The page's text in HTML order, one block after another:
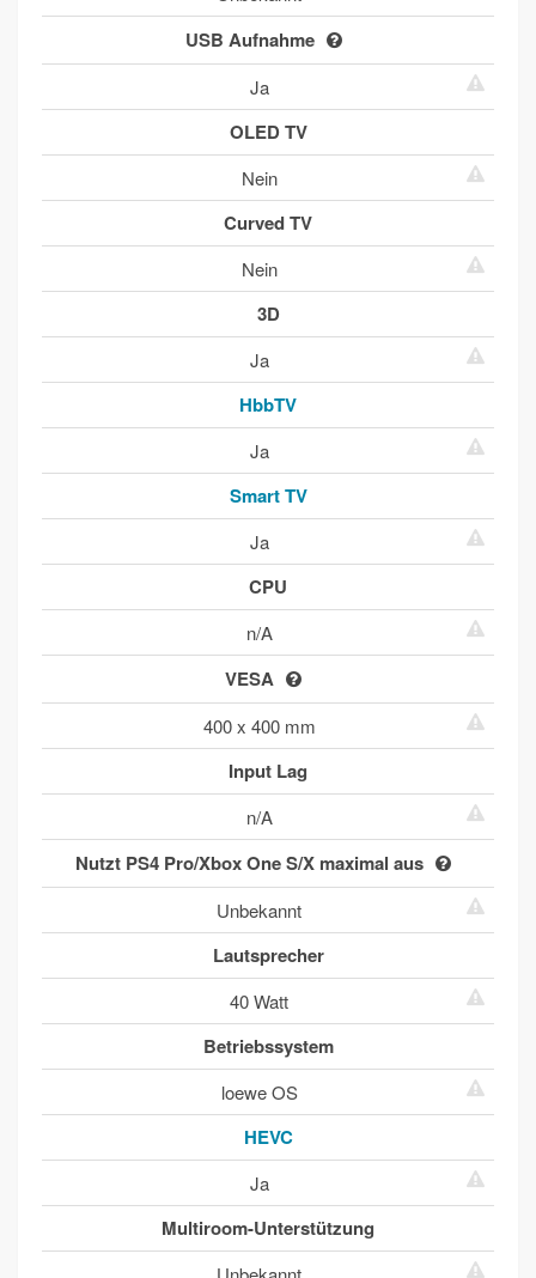
USB Aufnahme
Ja
OLED TV
Nein
Curved TV
Nein
3D
Ja
HbbTV
Ja
Smart TV
Ja
CPU
n/A
VESA
400 x 400 mm
Input Lag
n/A
Nutzt PS4 Pro/Xbox One S/X maximal aus
Unbekannt
Lautsprecher
40 Watt
Betriebssystem
loewe OS
HEVC
Ja
Multiroom-Unterstützung